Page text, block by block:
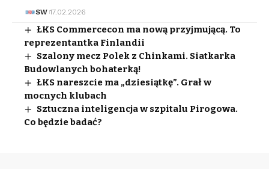
SW 17.02.2026
ŁKS Commercecon ma nową przyjmującą. To
reprezentantka Finlandii
Szalony mecz Polek z Chinkami. Siatkarka
Budowlanych bohaterką!
ŁKS nareszcie ma „dziesiątkę”. Grał w
mocnych klubach
Sztuczna inteligencja w szpitalu Pirogowa.
Co będzie badać?